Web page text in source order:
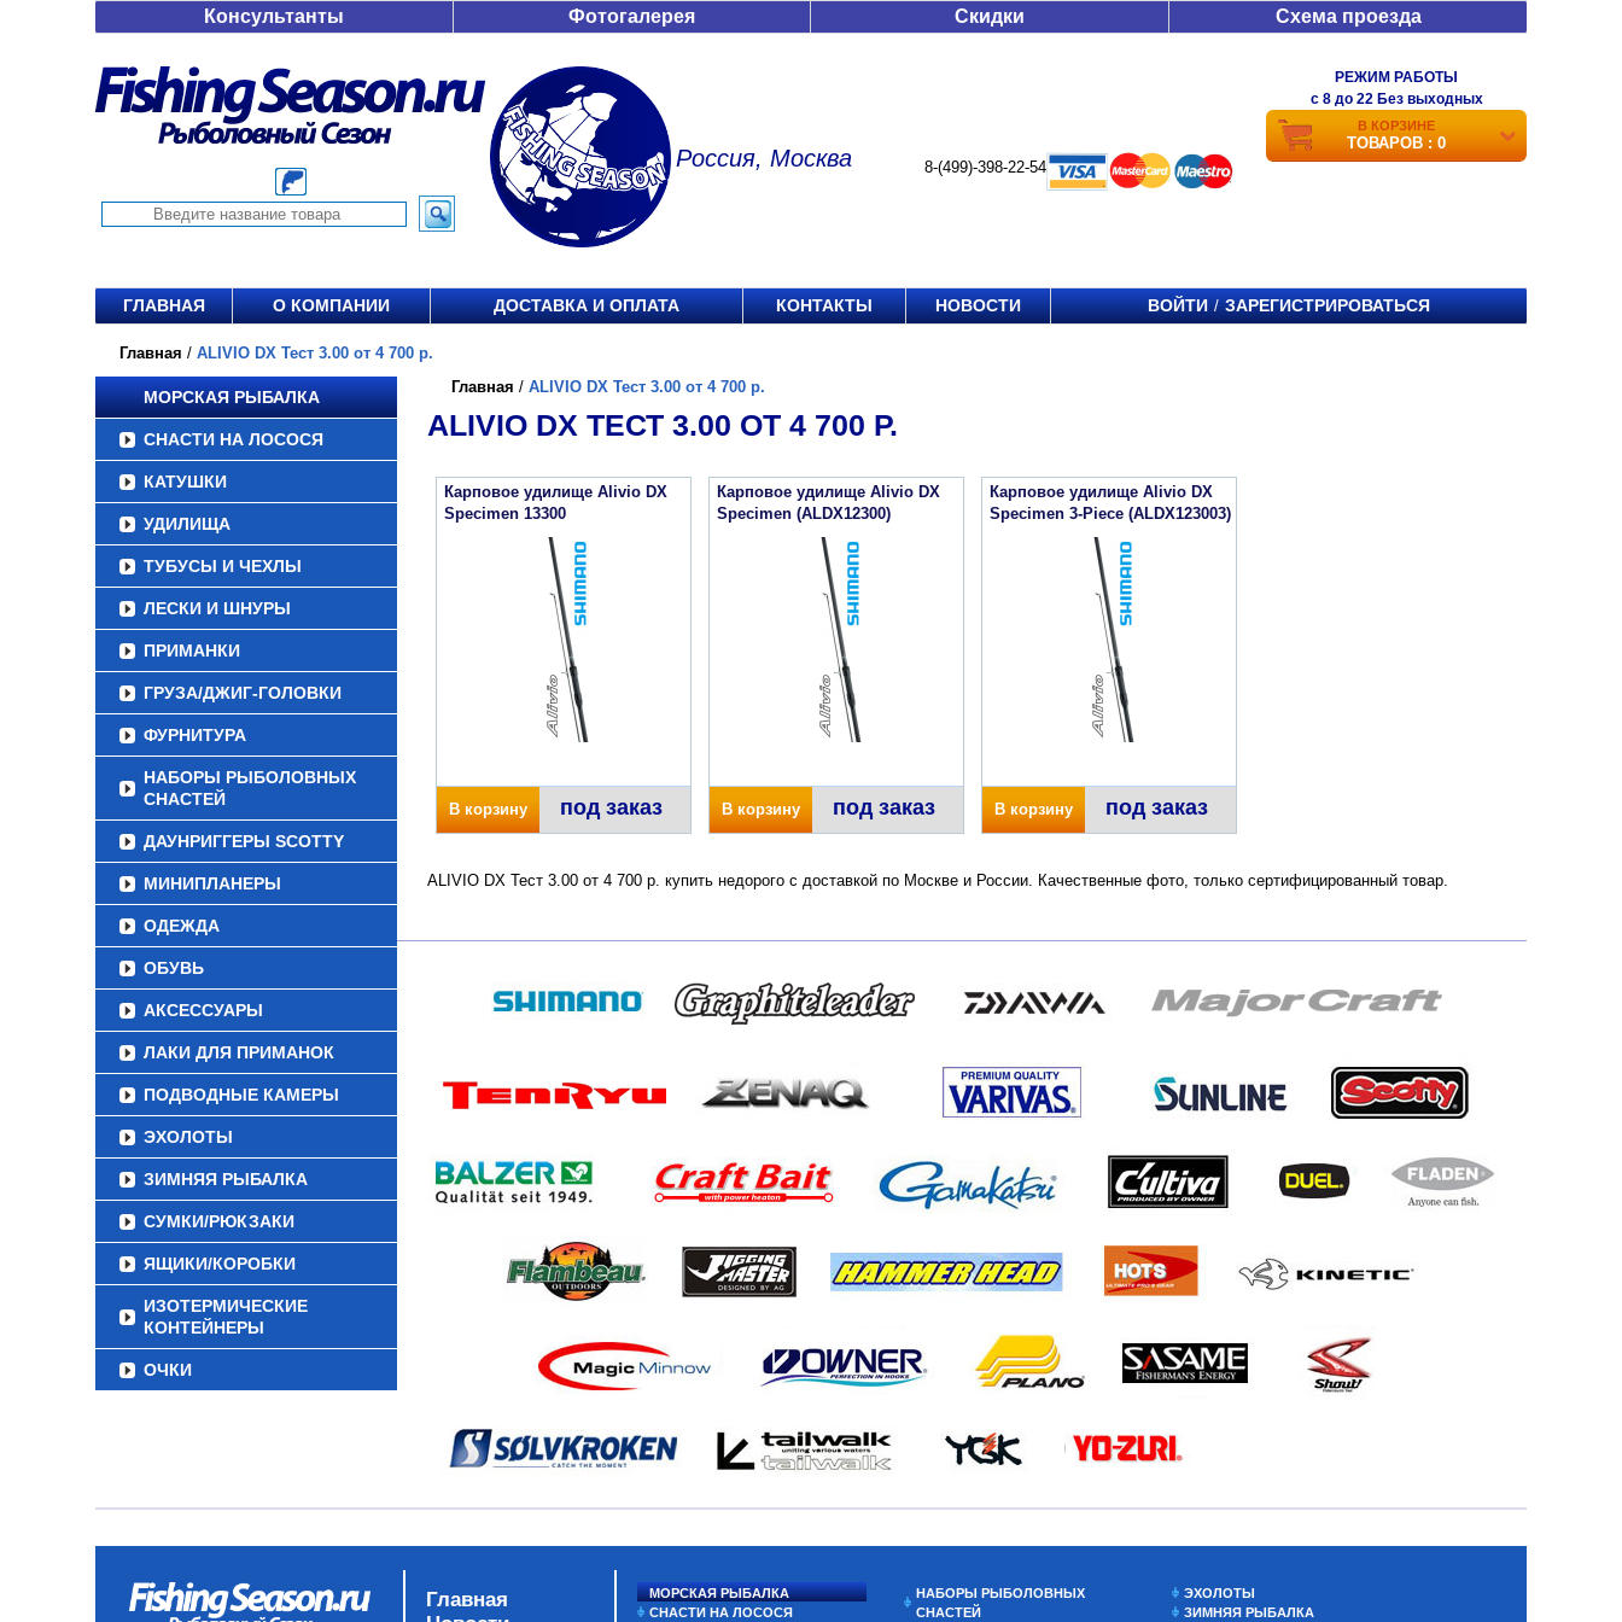
Консультанты Фотогалерея Скидки Схема проезда
Россия, Москва 8-(499)-398-22-54
РЕЖИМ РАБОТЫ
c 8 до 22 Без выходных
В КОРЗИНЕ
ТОВАРОВ : 0
ГЛАВНАЯ О КОМПАНИИ ДОСТАВКА И ОПЛАТА КОНТАКТЫ НОВОСТИ ВОЙТИ / ЗАРЕГИСТРИРОВАТЬСЯ
Главная / ALIVIO DX Тест 3.00 от 4 700 р.
МОРСКАЯ РЫБАЛКА
СНАСТИ НА ЛОСОСЯ
КАТУШКИ
УДИЛИЩА
ТУБУСЫ И ЧЕХЛЫ
ЛЕСКИ И ШНУРЫ
ПРИМАНКИ
ГРУЗА/ДЖИГ-ГОЛОВКИ
ФУРНИТУРА
НАБОРЫ РЫБОЛОВНЫХ
СНАСТЕЙ
ДАУНРИГГЕРЫ SCOTTY
МИНИПЛАНЕРЫ
ОДЕЖДА
ОБУВЬ
АКСЕССУАРЫ
ЛАКИ ДЛЯ ПРИМАНОК
ПОДВОДНЫЕ КАМЕРЫ
ЭХОЛОТЫ
ЗИМНЯЯ РЫБАЛКА
СУМКИ/РЮКЗАКИ
ЯЩИКИ/КОРОБКИ
ИЗОТЕРМИЧЕСКИЕ
КОНТЕЙНЕРЫ
ОЧКИ
Главная / ALIVIO DX Тест 3.00 от 4 700 р.
ALIVIO DX ТЕСТ 3.00 ОТ 4 700 Р.
Карповое удилище Alivio DX
Specimen 13300
В корзину под заказ
Карповое удилище Alivio DX
Specimen (ALDX12300)
В корзину под заказ
Карповое удилище Alivio DX
Specimen 3-Piece (ALDX123003)
В корзину под заказ
ALIVIO DX Тест 3.00 от 4 700 р. купить недорого с доставкой по Москве и России. Качественные фото, только сертифицированный товар.
Главная
МОРСКАЯ РЫБАЛКА
СНАСТИ НА ЛОСОСЯ
НАБОРЫ РЫБОЛОВНЫХ
СНАСТЕЙ
ЭХОЛОТЫ
ЗИМНЯЯ РЫБАЛКА